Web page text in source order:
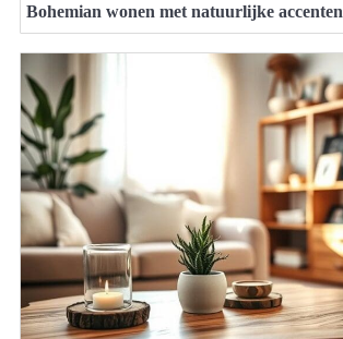
Bohemian wonen met natuurlijke accenten